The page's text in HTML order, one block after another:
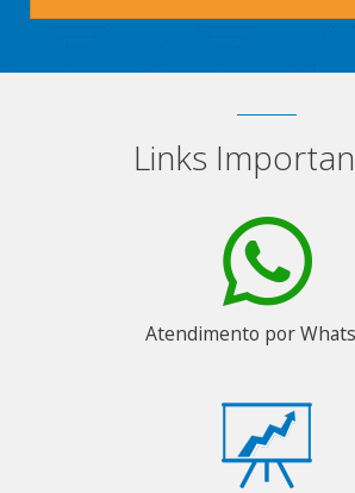
Links
Atendimento por